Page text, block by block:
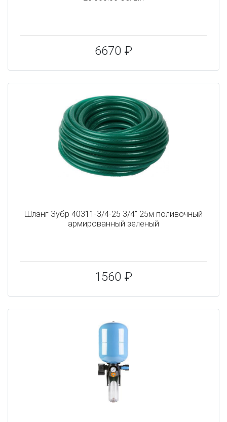
6670 ₽
Шланг Зубр 40311-3/4-25 3/4" 25м поливочный
армированный зеленый
1560 ₽